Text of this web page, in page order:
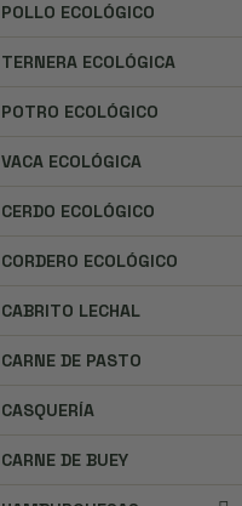
POLLO ECOLÓGICO
TERNERA ECOLÓGICA
POTRO ECOLÓGICO
VACA ECOLÓGICA
CERDO ECOLÓGICO
CORDERO ECOLÓGICO
CABRITO LECHAL
CARNE DE PASTO
CASQUERÍA
CARNE DE BUEY